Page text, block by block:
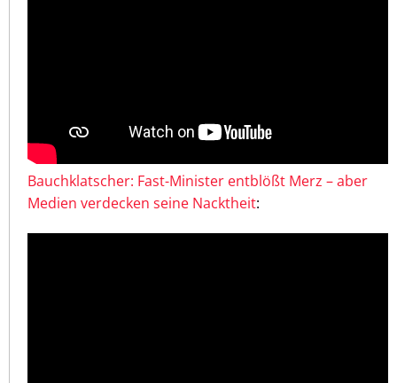
Bauchklatscher: Fast-Minister entblößt Merz – aber
Medien verdecken seine Nacktheit: